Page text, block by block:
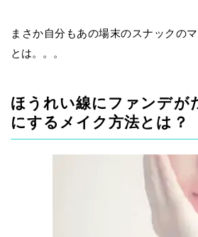
まさか自分もあの場末のスナックの
とは。。。
ほうれい線にファンデが
にするメイク方法とは？